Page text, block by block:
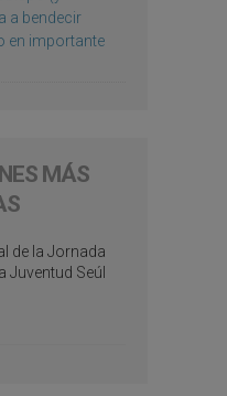
a bendecir
en importante
MÁS
de la Jornada
Juventud Seúl